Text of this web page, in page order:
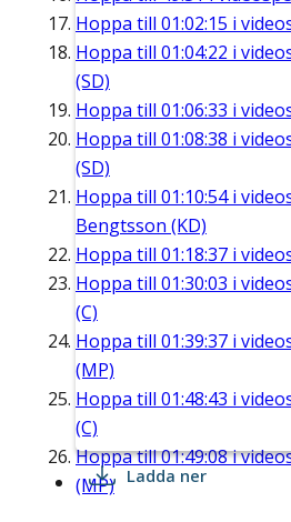
Hoppa till 01:02:15 i
Hoppa till 01:04:22 i
(SD)
Hoppa till 01:06:33 i
Hoppa till 01:08:38 i
(SD)
Hoppa till 01:10:54i
Bengtsson (KD)
Hoppa till 01:18:37 i
Hoppa till 01:30:03 i
(C)
Hoppa till 01:39:37 i
(MP)
Hoppa till 01:48:43 i
(C)
Hoppa till01:49:08i
(MP) Ladda ner